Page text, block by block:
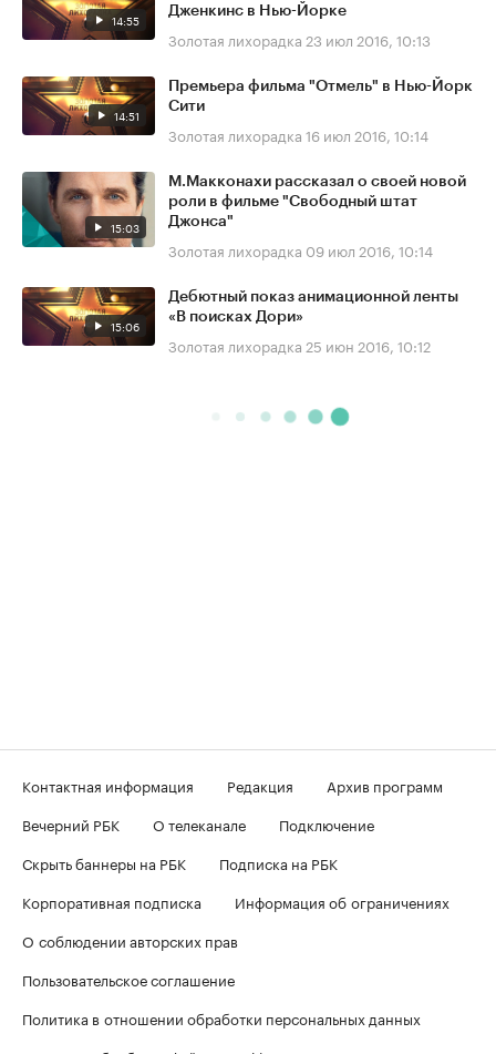
14:55
Дженкинс в Нью-Йорке
Золотая лихорадка 23 июл 2016, 10:13
14:51
Премьера фильма "Отмель" в Нью-Йорк
Сити
Золотая лихорадка 16 июл 2016, 10:14
15:03
М.Макконахи рассказал о своей новой
роли в фильме "Свободный штат
Джонса"
Золотая лихорадка 09 июл 2016, 10:14
15:06
Дебютный показ анимационной ленты
«В поисках Дори»
Золотая лихорадка 25 июн 2016, 10:12
Контактная информация Редакция
Архив программ
Вечерний РБК
О телеканале
Подключение
Скрыть баннеры на РБК
Подписка на РБК
Корпоративная подписка
Информация об ограничениях
О соблюдении авторских прав
Пользовательское соглашение
Политика в отношении обработки персональных данных